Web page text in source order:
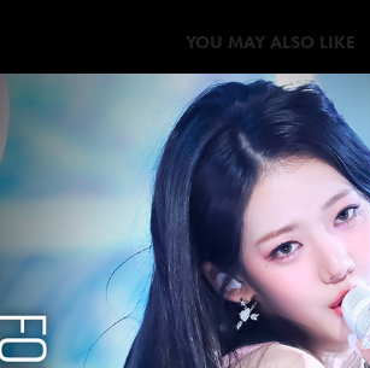
YOU MAY ALSO LIKE
2024
BABYMONSTER